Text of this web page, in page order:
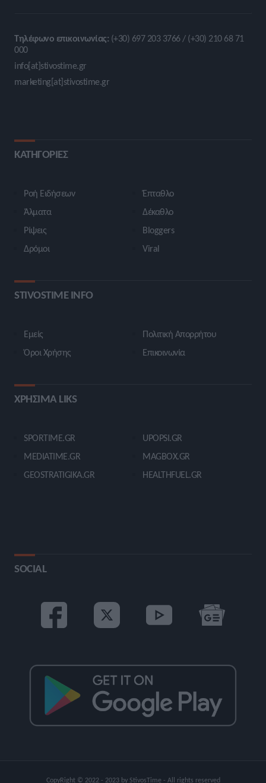
Τηλέφωνο επικοινωνίας: (+30) 697 203 3766 / (+30) 210 68 71
000
info[at]stivostime.gr
marketing[at]stivostime.gr
ΚΑΤΗΓΟΡΙΕΣ
Ροή Ειδήσεων
Άλματα
Ρίψεις
Δρόμοι
Έπταθλο
Δέκαθλο
Bloggers
Viral
STIVOSTIME INFO
Εμείς
Όροι Χρήσης
Πολιτική Απορρήτου
Επικοινωνία
ΧΡΗΣΙΜΑ LIKS
SPORTIME.GR
MEDIATIME.GR
GEOSTRATIGIKA.GR
UPOPSI.GR
MAGBOX.GR
HEALTHFUEL.GR
SOCIAL
CopyRight © 2022 - 2023 by StivosTime - All rights reserved